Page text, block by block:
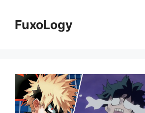
contentFuxoLogy